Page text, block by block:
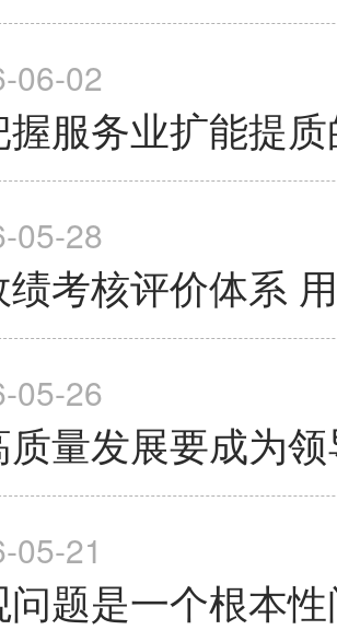
06-02
服务业扩能提
05-28
绩考核评价体系
05-26
质量发展要成为
05-21
题是一个根本